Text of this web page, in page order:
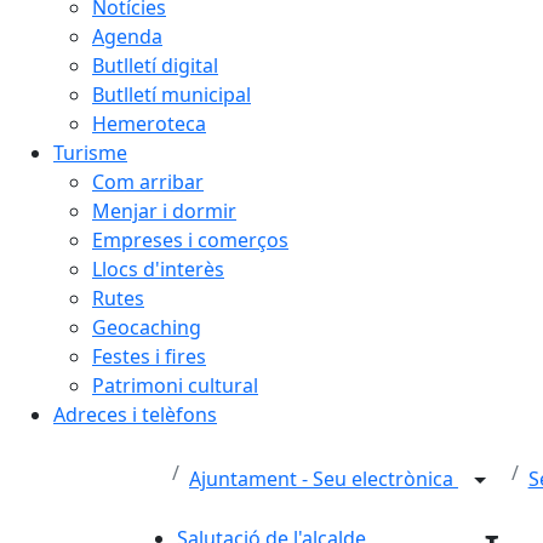
Notícies
Agenda
Butlletí digital
Butlletí municipal
Hemeroteca
Turisme
Com arribar
Menjar i dormir
Empreses i comerços
Llocs d'interès
Rutes
Geocaching
Festes i fires
Patrimoni cultural
Adreces i telèfons
Ajuntament - Seu electrònica